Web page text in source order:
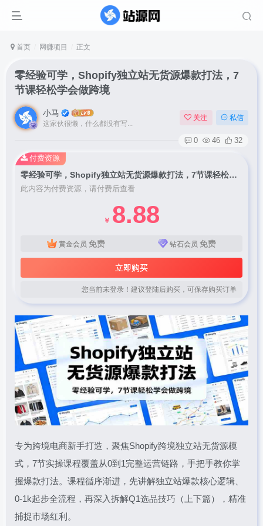
首页 网赚项目 正文
零经验可学，Shopify独立站无货源爆款打法，7
节课轻松学会做跨境
小马
这家伙很懒，什么都没有写...
关注 私信
0 46 32
零经验可学，Shopify独立站无货源爆款打法，7节课轻松学会做跨境
此内容为付费资源，请付费后查看
￥ 8.88
黄金会员 免费 钻石会员 免费
立即购买
您当前未登录！建议登陆后购买，可保存购买订单
付费资源
专为跨境电商新手打造，聚焦Shopify跨境独立站无货源模
式，7节实操课程覆盖从0到1完整运营链路，手把手教你掌
握爆款打法。课程循序渐进，先讲解独立站爆款核心逻辑、
0-1k起步全流程，再深入拆解Q1选品技巧（上下篇），精准
捕捉市场红利。